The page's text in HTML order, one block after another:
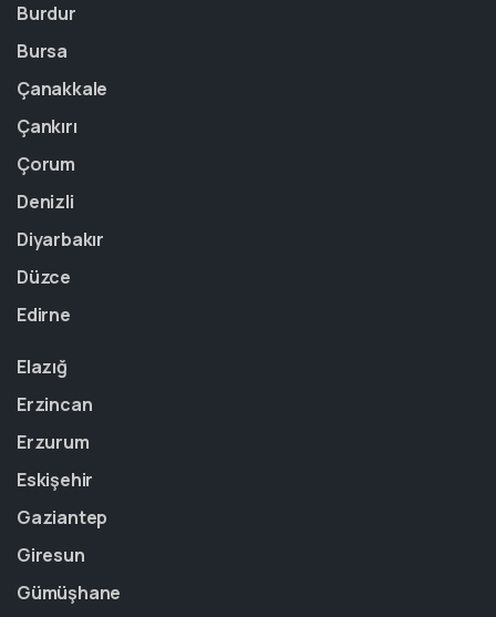
Burdur
Bursa
Çanakkale
Çankırı
Çorum
Denizli
Diyarbakır
Düzce
Edirne
Elazığ
Erzincan
Erzurum
Eskişehir
Gaziantep
Giresun
Gümüşhane